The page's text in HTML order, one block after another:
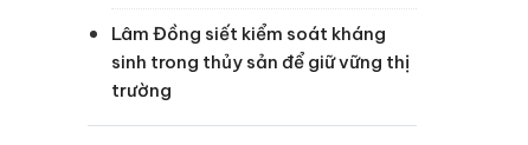
Lâm Đồng siết kiểm soát kháng
sinh trong thủy sản để giữ vững thị
trường